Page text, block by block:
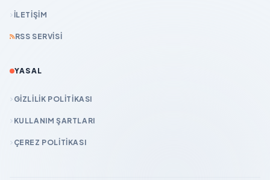
İLETIŞIM
RSS SERVISI
YASAL
GIZLILIK POLITIKASI
KULLANIM ŞARTLARI
ÇEREZ POLITIKASI